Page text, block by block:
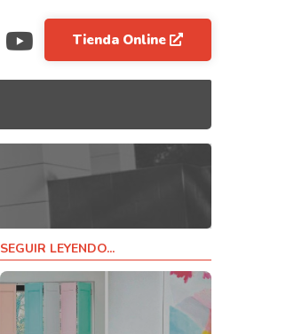
Tienda Online
SEGUIR LEYENDO...